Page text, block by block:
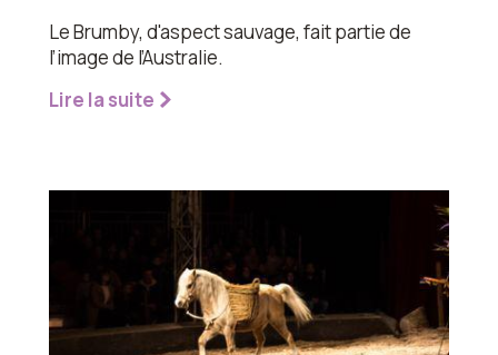
Le Brumby, d'aspect sauvage, fait partie de
l’image de l’Australie.
Lire la suite